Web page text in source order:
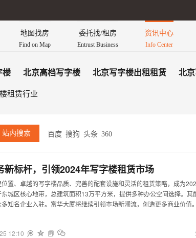
地图找房
Find on Map
委托找/租房
Entrust Business
资讯中心
Info Center
楼 北京高档写字楼 北京写字楼出租租赁 北
租赁行业
百度 搜狗 头条 360
新标杆，引领2024年写字楼租赁市场
置、卓越的写字楼品质、完善的配套设施和灵活的租赁策略，成为
城区核心地带，总建筑面积13万平方米，提供多种办公空间选择。其
知名企业入驻。富华大厦将继续引领市场新潮流，创造更多商业价值。
12:10    